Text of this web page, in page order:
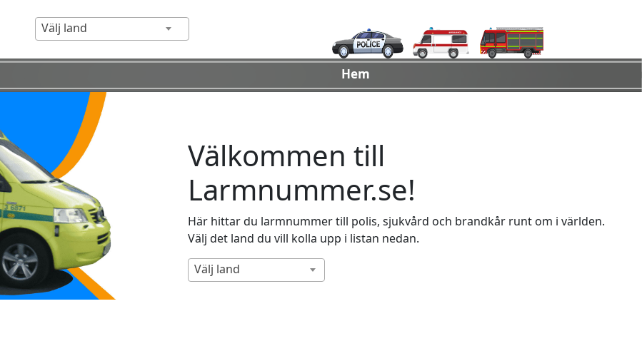
Välj land
Hem
Välkommen till
Larmnummer.se!
Här hittar du larmnummer till polis, sjukvård och brandkår runt om i världen.
Välj det land du vill kolla upp i listan nedan.
Välj land